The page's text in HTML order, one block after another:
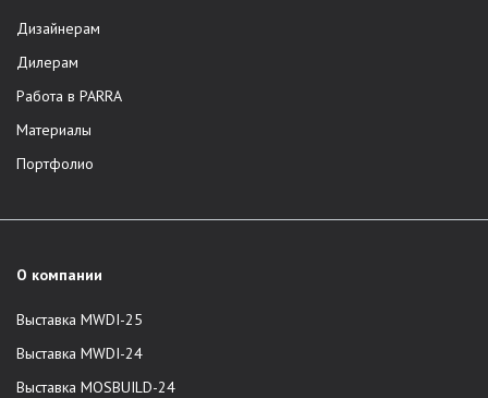
Дизайнерам
Дилерам
Работа в PARRA
Материалы
Портфолио
О компании
Выставка MWDI-25
Выставка MWDI-24
Выставка MOSBUILD-24